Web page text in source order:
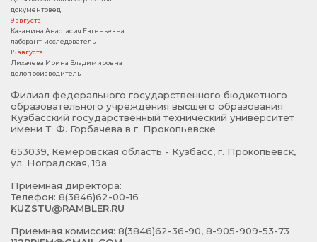
документовед
9 августа
Казанина Анастасия Евгеньевна
лаборант-исследователь
15 августа
Лихачева Ирина Владимировна
делопроизводитель
Филиал федерального государственного бюджетного
образовательного учреждения высшего образования
Кузбасский государственный технический университет
имени Т. Ф. Горбачева в г. Прокопьевске
653039, Кемеровская область - Кузбасс, г. Прокопьевск,
ул. Ноградская, 19а
Приемная директора:
Телефон: 8(3846)62-00-16
KUZSTU@RAMBLER.RU
Приемная комиссия: 8(3846)62-36-90, 8-905-909-53-73